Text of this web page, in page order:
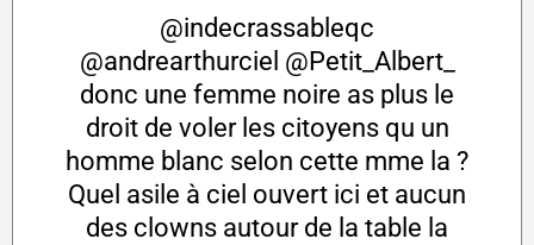
@indecrassableqc
@andrearthurciel @Petit_Albert_
donc une femme noire as plus le
droit de voler les citoyens qu un
homme blanc selon cette mme la ?
Quel asile à ciel ouvert ici et aucun
des clowns autour de la table la